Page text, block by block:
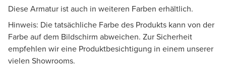
Diese Armatur ist auch in weiteren Farben erhältlich.
Hinweis: Die tatsächliche Farbe des Produkts kann von der
Farbe auf dem Bildschirm abweichen. Zur Sicherheit
empfehlen wir eine Produktbesichtigung in einem unserer
vielen Showrooms.